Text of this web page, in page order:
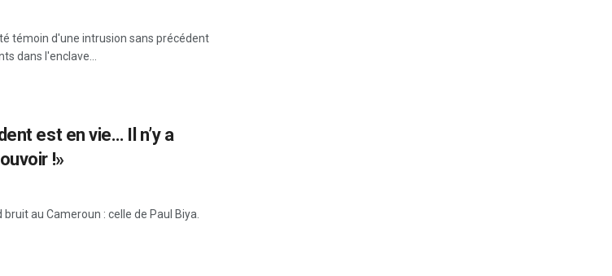
témoin d'une intrusion sans précédent
dans l'enclave...
est en vie… Il n’y a
!»
au Cameroun : celle de Paul Biya.